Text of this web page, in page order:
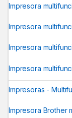
Impresora
Impresora
Impresora
Impresora
Impresoras -
Impresora Brother